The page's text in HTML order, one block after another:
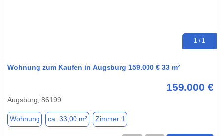
1 / 1
Wohnung zum Kaufen in Augsburg 159.000 € 33 m²
159.000 €
Augsburg, 86199
Wohnung ca. 33,00 m² Zimmer 1